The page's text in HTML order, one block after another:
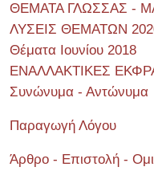
ΘΕΜΑΤΑ ΓΛΩΣΣΑΣ -
ΛΥΣΕΙΣ ΘΕΜΑΤΩΝ
Θέματα Ιουνίου 2018
ΕΝΑΛΛΑΚΤΙΚΕΣ
Συνώνυμα - Αντώνυμα
Παραγωγή Λόγου
Άρθρο - Επιστολή -